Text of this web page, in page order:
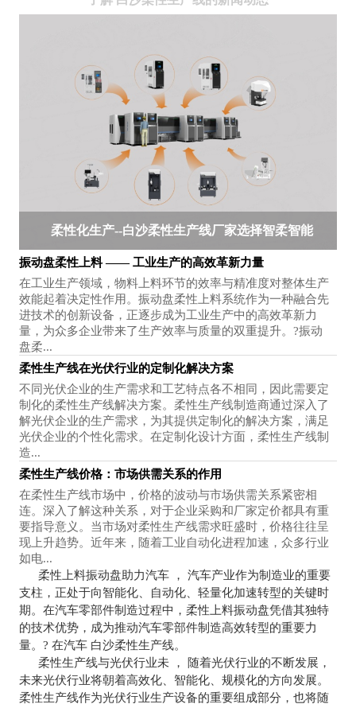
柔性化生产--白沙柔性生产线厂家选择智柔智能
振动盘柔性上料 —— 工业生产的高效革新力量
在工业生产领域，物料上料环节的效率与精准度对整体生产
效能起着决定性作用。振动盘柔性上料系统作为一种融合先
进技术的创新设备，正逐步成为工业生产中的高效革新力
量，为众多企业带来了生产效率与质量的双重提升。?振动
盘柔...
柔性生产线在光伏行业的定制化解决方案
不同光伏企业的生产需求和工艺特点各不相同，因此需要定
制化的柔性生产线解决方案。柔性生产线制造商通过深入了
解光伏企业的生产需求，为其提供定制化的解决方案，满足
光伏企业的个性化需求。在定制化设计方面，柔性生产线制
造...
柔性生产线价格：市场供需关系的作用
在柔性生产线市场中，价格的波动与市场供需关系紧密相
连。深入了解这种关系，对于企业采购和厂家定价都具有重
要指导意义。当市场对柔性生产线需求旺盛时，价格往往呈
现上升趋势。近年来，随着工业自动化进程加速，众多行业
如电...
柔性上料振动盘助力汽车 ， 汽车产业作为制造业的重要
支柱，正处于向智能化、自动化、轻量化加速转型的关键时
期。在汽车零部件制造过程中，柔性上料振动盘凭借其独特
的技术优势，成为推动汽车零部件制造高效转型的重要力
量。? 在汽车 白沙柔性生产线。
柔性生产线与光伏行业未 ， 随着光伏行业的不断发展，
未来光伏行业将朝着高效化、智能化、规模化的方向发展。
柔性生产线作为光伏行业生产设备的重要组成部分，也将随